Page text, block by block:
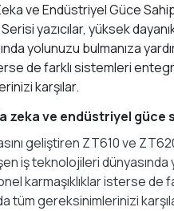
ve Endüstriyel Güce
yazıcılar, yüksek
yolunuzu bulmanıza
de farklı sistemleri
karşılar.
zeka ve endüstriyel güce
geliştiren ZT610 ve
iş teknolojileri
karmaşıklıklar isterse de
tüm gereksinimlerinizi